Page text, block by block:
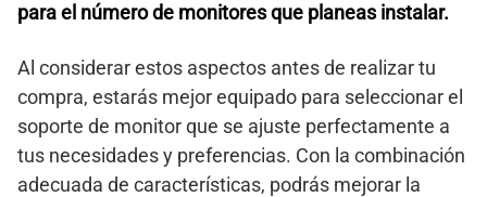
para el número de monitores que planeas instalar.
Al considerar estos aspectos antes de realizar tu
compra, estarás mejor equipado para seleccionar el
soporte de monitor que se ajuste perfectamente a
tus necesidades y preferencias. Con la combinación
adecuada de características, podrás mejorar la